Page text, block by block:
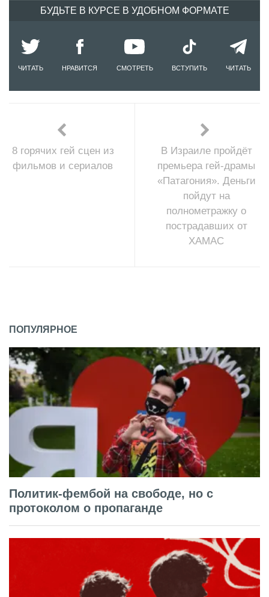
БУДЬТЕ В КУРСЕ В УДОБНОМ ФОРМАТЕ
ЧИТАТЬ НРАВИТСЯ СМОТРЕТЬ ВСТУПИТЬ ЧИТАТЬ
8 горячих гей сцен из
фильмов и сериалов
В Израиле пройдёт
премьера гей-драмы
«Патагония». Деньги
пойдут на
полнометражку о
пострадавших от
ХАМАС
ПОПУЛЯРНОЕ
Политик-фембой на свободе, но с
протоколом о пропаганде